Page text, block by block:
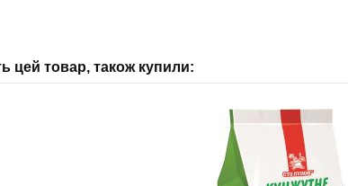
цей товар, також купили: